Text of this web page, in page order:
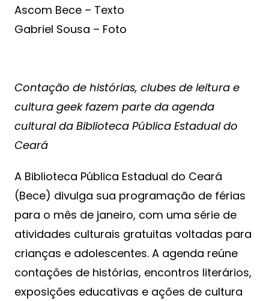
Ascom Bece – Texto
Gabriel Sousa – Foto
Contação de histórias, clubes de leitura e
cultura geek fazem parte da agenda
cultural da Biblioteca Pública Estadual do
Ceará
A Biblioteca Pública Estadual do Ceará
(Bece) divulga sua programação de férias
para o mês de janeiro, com uma série de
atividades culturais gratuitas voltadas para
crianças e adolescentes. A agenda reúne
contações de histórias, encontros literários,
exposições educativas e ações de cultura